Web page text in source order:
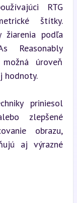
RTG
štítky.
žiarenia podľa
Reasonably
úroveň
hodnoty.
priniesol
zlepšené
obrazu,
aj výrazné